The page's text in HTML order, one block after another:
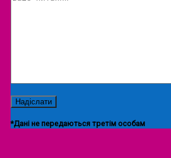
*Дані не передаються третім особам